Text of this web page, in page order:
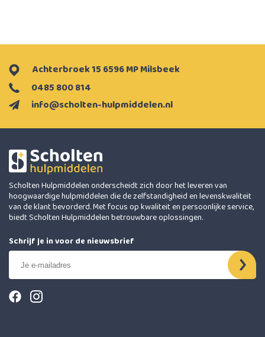
info@scholten-hulpmiddelen.nl
0485 800 814
Achterbroek 15 6596 MP Milsbeek
Scholten Hulpmiddelen onderscheidt zich door het leveren van
hoogwaardige hulpmiddelen die de zelfstandigheid en levenskwaliteit
van de klant bevorderd. Met focus op kwaliteit en persoonlijke service,
biedt Scholten Hulpmiddelen betrouwbare oplossingen.
Schrijf je in voor de nieuwsbrief